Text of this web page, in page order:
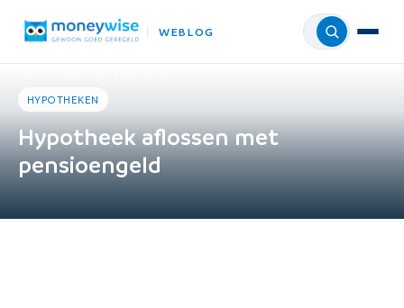
WEBLOG Menu
HYPOTHEKEN
Hypotheek aflossen met
pensioengeld